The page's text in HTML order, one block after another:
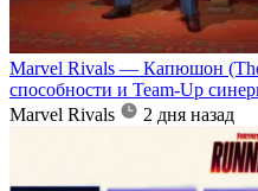
Marvel Rivals — Капюшон
способности и Team-Up
Marvel Rivals
2 дня назад